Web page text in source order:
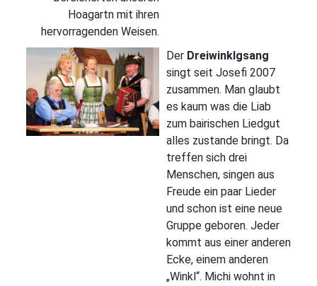
Hoagartn mit ihren
hervorragenden Weisen.
Der Dreiwinklgsang
singt seit Josefi 2007
zusammen. Man glaubt
es kaum was die Liab
zum bairischen Liedgut
alles zustande bringt. Da
treffen sich drei
Menschen, singen aus
Freude ein paar Lieder
und schon ist eine neue
Gruppe geboren. Jeder
kommt aus einer anderen
Ecke, einem anderen
„Winkl“. Michi wohnt in